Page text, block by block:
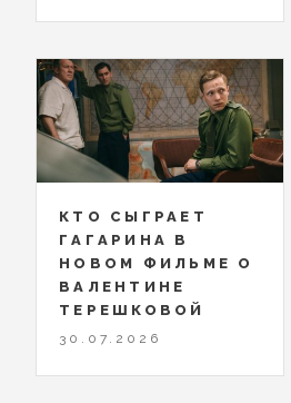
КТО СЫГРАЕТ
ГАГАРИНА В
НОВОМ ФИЛЬМЕ О
ВАЛЕНТИНЕ
ТЕРЕШКОВОЙ
30.07.2026